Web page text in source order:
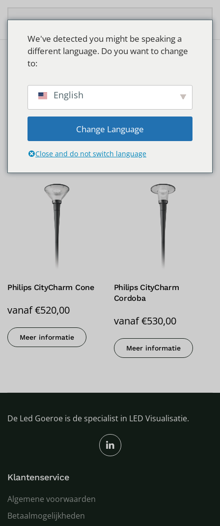
TROTTOIRS
Producten getagged “Trottoirs”
Philips CityCharm Cone
vanaf€520,00
Meer informatie
Philips CityCharm
Cordoba
vanaf €530,00
Meer informatie
De Led Goeroe is de specialist in LED Visualisatie.
Klantenservice
Algemene voorwaarden
Betaalmogelijkheden
We've detected you might be speaking a
different language. Do you want to change
to:
English
Change Language
Close and do not switch language